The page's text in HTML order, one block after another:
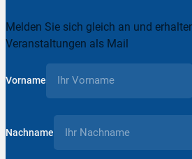
Melden Sie sich gleich an und
Veranstaltungen als Mail
Vorname
Nachname